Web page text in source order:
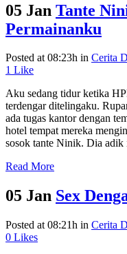
05 Jan Tante
Permainanku
Posted at 08:23h in Cerita
1 Like
Aku sedang tidur ketika
terdengar ditelingaku.
ada tugas kantor dengan
hotel tempat mereka
sosok tante Ninik. Dia adik
Read More
05 Jan Sex
Posted at 08:21h in Cerita
0 Likes